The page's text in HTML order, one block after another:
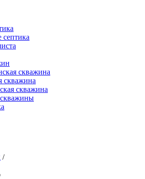
скважина
скважина
скважина
/